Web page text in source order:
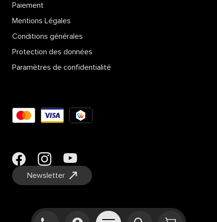
Paiement
Mentions Légales
Conditions générales
Protection des données
Paramètres de confidentialité
Newsletter